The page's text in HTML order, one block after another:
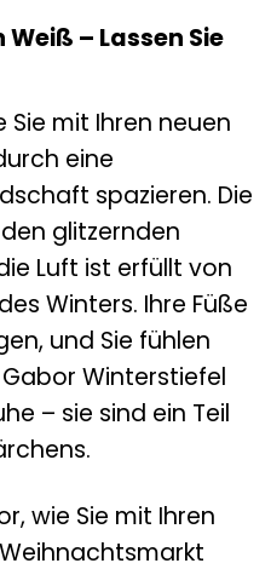
– Lassen Sie
Sie mit Ihren neuen
eine
spazieren. Die
glitzernden
Luft ist erfüllt von
Winters. Ihre Füße
und Sie fühlen
Winterstiefel
– sie sind ein Teil
wie Sie mit Ihren